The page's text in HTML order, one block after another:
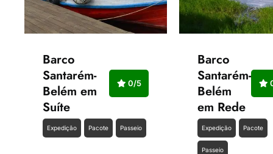
Barco
Santarém-
Belém em
Suíte
0/5
Expedição Pacote Passeio
Barco
Santarém-
Belém
em Rede
Expedição Pacote
Passeio